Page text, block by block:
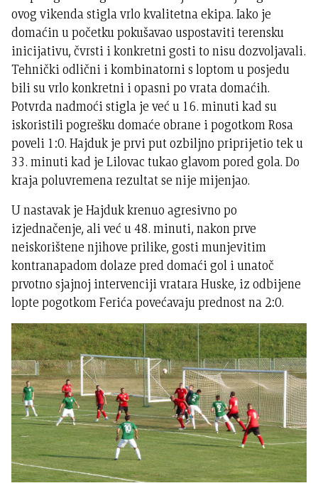
ovog vikenda stigla vrlo kvalitetna ekipa. Iako je
domaćin u početku pokušavao uspostaviti terensku
inicijativu, čvrsti i konkretni gosti to nisu dozvoljavali.
Tehnički odlični i kombinatorni s loptom u posjedu
bili su vrlo konkretni i opasni po vrata domaćih.
Potvrda nadmoći stigla je već u 16. minuti kad su
iskoristili pogrešku domaće obrane i pogotkom Rosa
poveli 1:0. Hajduk je prvi put ozbiljno priprijetio tek u
33. minuti kad je Lilovac tukao glavom pored gola. Do
kraja poluvremena rezultat se nije mijenjao.
U nastavak je Hajduk krenuo agresivno po
izjednačenje, ali već u 48. minuti, nakon prve
neiskorištene njihove prilike, gosti munjevitim
kontranapadom dolaze pred domaći gol i unatoč
prvotno sjajnoj intervenciji vratara Huske, iz odbijene
lopte pogotkom Ferića povećavaju prednost na 2:0.